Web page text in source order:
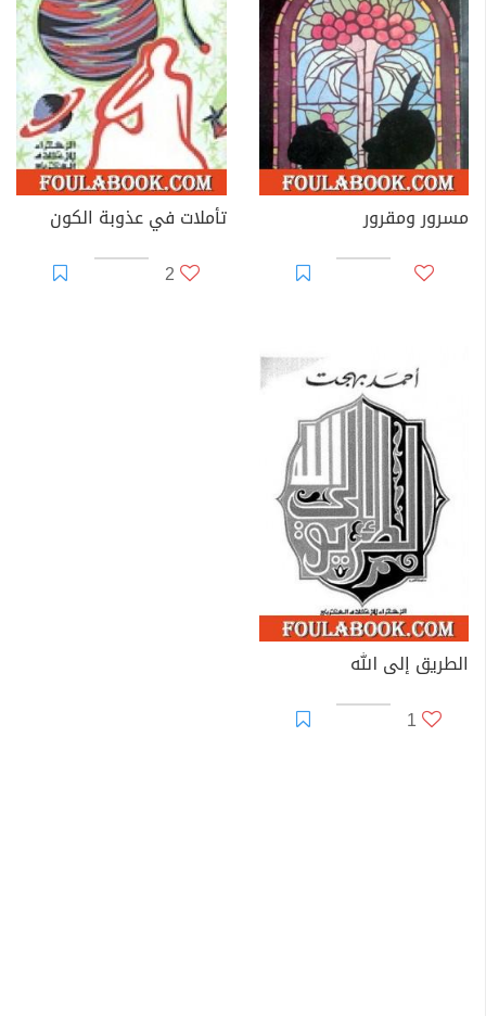
مسرور ومقرور
تأملات في عذوبة الكون
2
الطريق إلى الله
1